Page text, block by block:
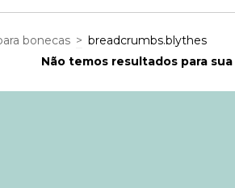
bonecas > breadcrumbs.blythes
Não temos resultados para